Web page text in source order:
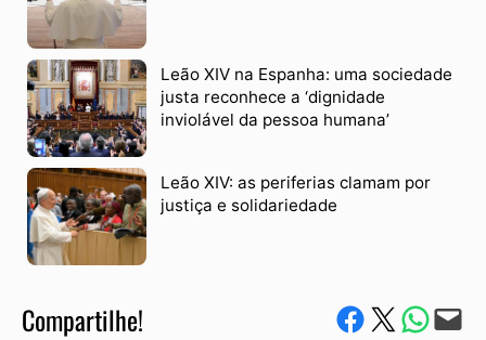
Leão XIV na Espanha: uma sociedade
justa reconhece a ‘dignidade
inviolável da pessoa humana’
Leão XIV: as periferias clamam por
justiça e solidariedade
Compartilhe! Compartilhe no Facebook
Compartilhe no Twitter
Compartile via
Envie via e-mail